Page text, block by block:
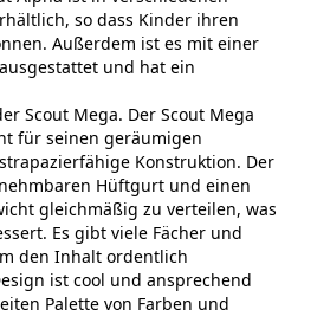
so dass Kinder ihren
Außerdem ist es mit einer
und hat ein
Scout Mega. Der Scout Mega
für seinen geräumigen
Konstruktion. Der
Hüftgurt und einen
gleichmäßig zu verteilen, was
Es gibt viele Fächer und
den Inhalt ordentlich
ist cool und ansprechend
Palette von Farben und